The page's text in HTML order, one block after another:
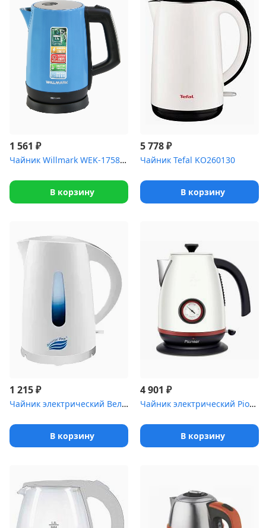
1 561 ₽
Чайник Willmark WEK-1758S (1.7л, нерж.сталь, смотр.окно, пов.на 3...
В корзину
5 778₽
Чайник Tefal KO260130
В корзину
1 215₽
Чайник электрический Великие Реки Томь-1 белый
В корзину
4 901 ₽
Чайник электрический Pioneer KE570M
В корзину